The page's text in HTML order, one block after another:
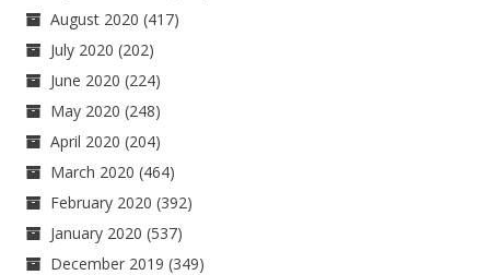
August 2020 (417)
July 2020 (202)
June 2020 (224)
May 2020 (248)
April 2020 (204)
March 2020 (464)
February 2020 (392)
January 2020 (537)
December 2019 (349)